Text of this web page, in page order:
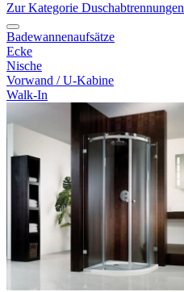
Zur Kategorie Duschabtrennungen
Badewannenaufsätze
Ecke
Nische
Vorwand / U-Kabine
Walk-In